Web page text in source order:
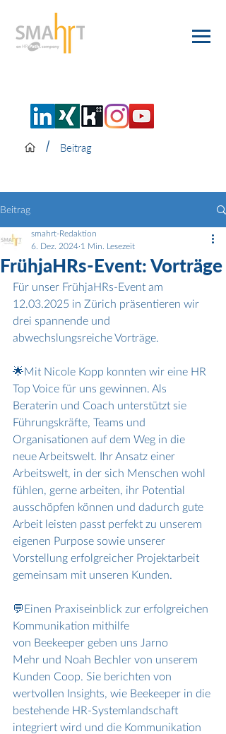
/ Beitrag
Beitrag
FrühjaHRs-Event: Vorträge
smahrt-Redaktion
6. Dez. 2024 1 Min. Lesezeit
Für unser FrühjaHRs-Event am
12.03.2025 in Zürich präsentieren wir
drei spannende und
abwechslungsreiche Vorträge.
🌟Mit Nicole Kopp konnten wir eine HR
Top Voice für uns gewinnen. Als
Beraterin und Coach unterstützt sie
Führungskräfte, Teams und
Organisationen auf dem Weg in die
neue Arbeitswelt. Ihr Ansatz einer
Arbeitswelt, in der sich Menschen wohl
fühlen, gerne arbeiten, ihr Potential
ausschöpfen können und dadurch gute
Arbeit leisten passt perfekt zu unserem
eigenen Purpose sowie unserer
Vorstellung erfolgreicher Projektarbeit
gemeinsam mit unseren Kunden.
💬Einen Praxiseinblick zur erfolgreichen
Kommunikation mithilfe
von Beekeeper geben uns Jarno
Mehr und Noah Bechler von unserem
Kunden Coop. Sie berichten von
wertvollen Insights, wie Beekeeper in die
bestehende HR-Systemlandschaft
integriert wird und die Kommunikation